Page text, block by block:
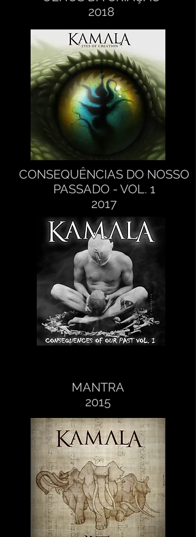
2018
CONSEQUÊNCIAS DO NOSSO
PASSADO - VOL. 1
2017
MANTRA
2015